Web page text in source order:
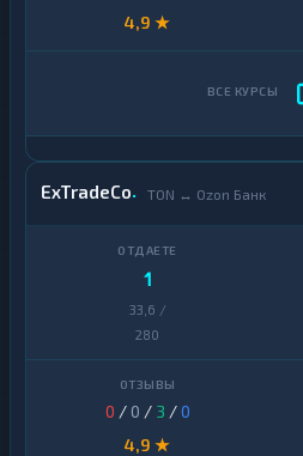
4,9 ★
ExTradeCo TON ↔ Ozon Банк
1
33,6 /
280
0 / 0 / 3 /0
4,9 ★